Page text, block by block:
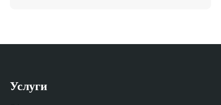
Услуги